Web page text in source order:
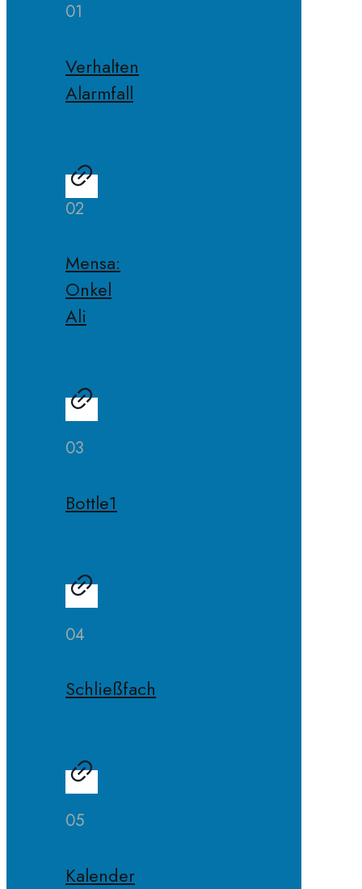
01
Verhalten
Alarmfall
02
Mensa:
Onkel
Ali
03
Bottle1
04
Schließfach
05
Kalender